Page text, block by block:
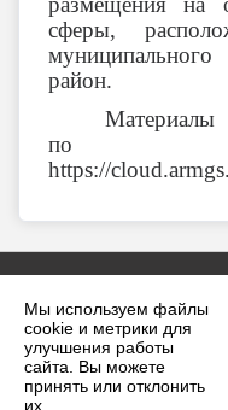
Мы используем файлы
cookie и метрики для
улучшения работы
сайта. Вы можете
принять или отклонить
их.
сферы,
район.
Материалы
по
https://
2026 г. krilovskaya.ru